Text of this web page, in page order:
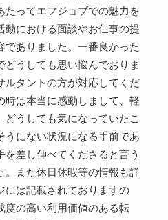
たってエフジョブでの魅力を
動における面談やお仕事の提
でありました。一番良かった
うしても思い悩んでおりま
ルタントの方が対応してくだ
時は本当に感動しまして、軽
うしても気になっていたこ
うにない状況になる手前であ
を差し伸べてくださると言う
。また休日休暇等の情報も詳
には記載されておりますの
度の高い利用価値のある転